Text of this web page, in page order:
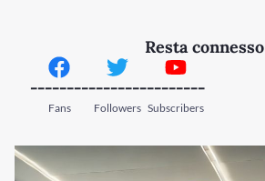
Resta connesso
--------
Fans
--------
Followers
--------
Subscribers